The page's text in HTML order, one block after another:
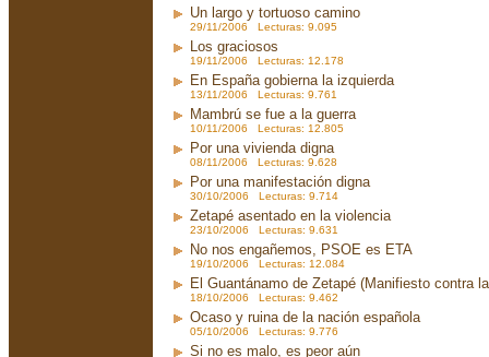
Un largo y tortuoso camino
29/11/2006 Lecturas: 9.095
Los graciosos
19/11/2006 Lecturas: 12.178
En España gobierna la izquierda
13/11/2006 Lecturas: 9.761
Mambrú se fue a la guerra
10/11/2006 Lecturas: 12.805
Por una vivienda digna
08/11/2006 Lecturas: 9.628
Por una manifestación digna
30/10/2006 Lecturas: 9.714
Zetapé asentado en la violencia
23/10/2006 Lecturas: 9.631
No nos engañemos, PSOE es ETA
19/10/2006 Lecturas: 12.084
El Guantánamo de Zetapé (Manifiesto contra
18/10/2006 Lecturas: 9.462
Ocaso y ruina de la nación española
05/10/2006 Lecturas: 9.776
Si no es malo, es peor aún